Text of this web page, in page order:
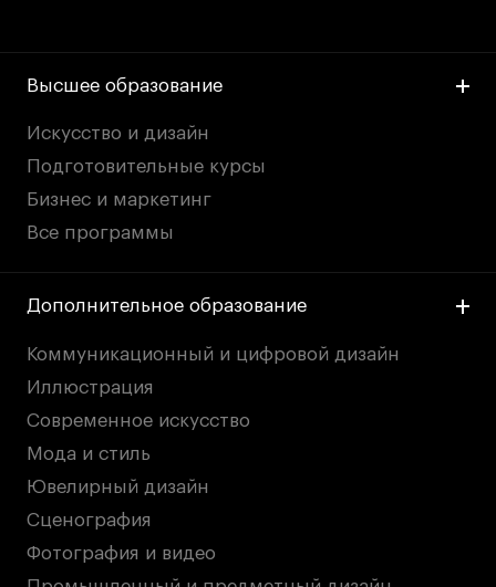
Высшее образование
Искусство и дизайн
Подготовительные курсы
Бизнес и маркетинг
Все программы
Дополнительное образование
Коммуникационный и цифровой дизайн
Иллюстрация
Современное искусство
Мода и стиль
Ювелирный дизайн
Сценография
Фотография и видео